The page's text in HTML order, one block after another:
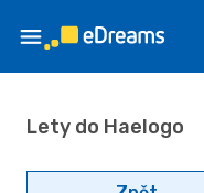
Lety do Haelogo